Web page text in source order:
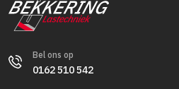
Bel ons op
0162 510 542